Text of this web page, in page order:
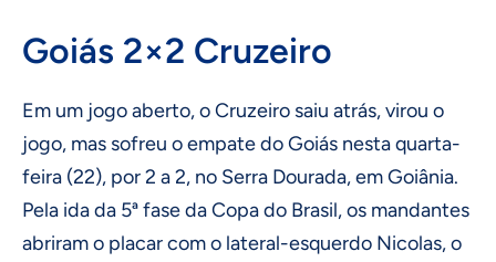
Goiás 2×2 Cruzeiro
Em um jogo aberto, o Cruzeiro saiu atrás, virou o
jogo, mas sofreu o empate do Goiás nesta quarta-
feira (22), por 2 a 2, no Serra Dourada, em Goiânia.
Pela ida da 5ª fase da Copa do Brasil, os mandantes
abriram o placar com o lateral-esquerdo Nicolas, o